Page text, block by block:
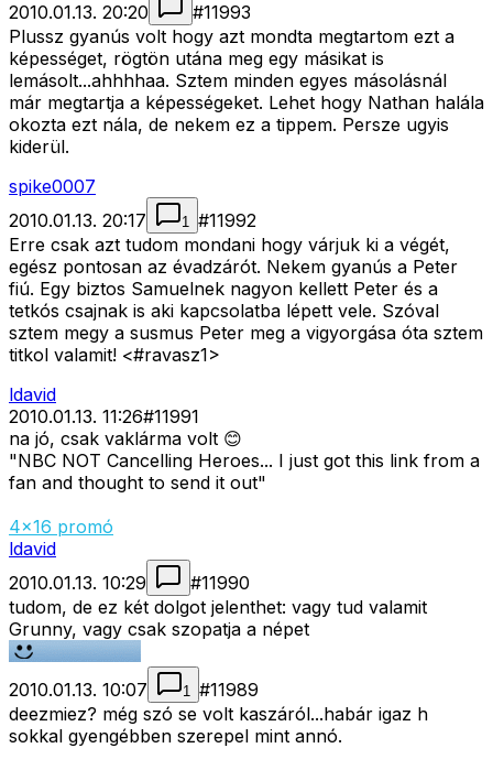
2010.01.13. 20:20
#11993
Plussz gyanús volt hogy azt mondta megtartom ezt a
képességet, rögtön utána meg egy másikat is
lemásolt...ahhhhaa. Sztem minden egyes másolásnál
már megtartja a képességeket. Lehet hogy Nathan halála
okozta ezt nála, de nekem ez a tippem. Persze ugyis
kiderül.
spike0007
2010.01.13. 20:17
1 #11992
Erre csak azt tudom mondani hogy várjuk ki a végét,
egész pontosan az évadzárót. Nekem gyanús a Peter
fiú. Egy biztos Samuelnek nagyon kellett Peter és a
tetkós csajnak is aki kapcsolatba lépett vele. Szóval
sztem megy a susmus Peter meg a vigyorgása óta sztem
titkol valamit! <#ravasz1>
ldavid
2010.01.13. 11:26#11991
na jó, csak vaklárma volt 😊
"NBC NOT Cancelling Heroes... I just got this link from a
fan and thought to send it out"
4x16 promó
ldavid
2010.01.13. 10:29
#11990
tudom, de ez két dolgot jelenthet: vagy tud valamit
Grunny, vagy csak szopatja a népet
2010.01.13. 10:07 1 #11989
deezmiez? még szó se volt kaszáról...habár igaz h
sokkal gyengébben szerepel mint annó.